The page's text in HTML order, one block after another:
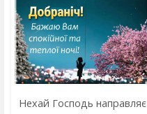
Нехай Господь направляє